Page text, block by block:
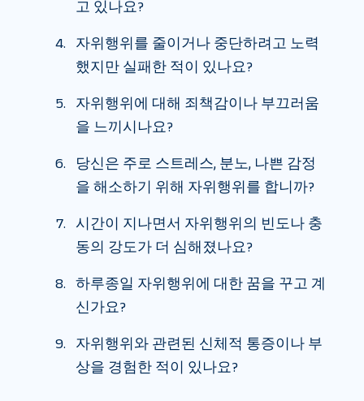
고 있나요?
자위행위를 줄이거나 중단하려고 노력
했지만 실패한 적이 있나요?
자위행위에 대해 죄책감이나 부끄러움
을 느끼시나요?
당신은 주로 스트레스, 분노, 나쁜 감정
을 해소하기 위해 자위행위를 합니까?
시간이 지나면서 자위행위의 빈도나 충
동의 강도가 더 심해졌나요?
하루종일 자위행위에 대한 꿈을 꾸고 계
신가요?
자위행위와 관련된 신체적 통증이나 부
상을 경험한 적이 있나요?